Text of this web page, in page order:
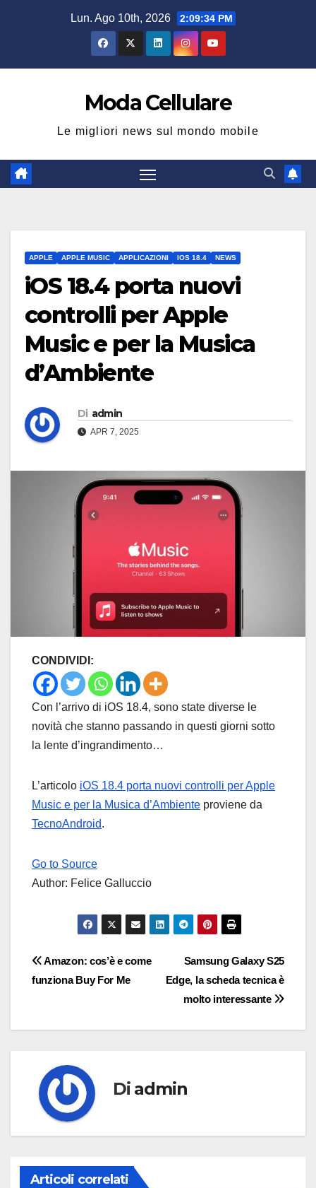
Lun. Ago 10th, 2026 2:09:35 PM
Moda Cellulare
Le migliori news sul mondo mobile
APPLE APPLE MUSIC APPLICAZIONI IOS 18.4 NEWS
iOS 18.4 porta nuovi
controlli per Apple
Music e per la Musica
d’Ambiente
Di admin
APR 7, 2025
CONDIVIDI:
Con l’arrivo di iOS 18.4, sono state diverse le
novità che stanno passando in questi giorni sotto
la lente d’ingrandimento…
L’articolo iOS 18.4 porta nuovi controlli per Apple
Music e per la Musica d’Ambiente proviene da
TecnoAndroid.
Go to Source
Author: Felice Galluccio
Navigazione
articoli
Samsung Galaxy S25
Edge, la scheda tecnica è
molto interessante
Amazon: cos’è e come
funziona Buy For Me
Di admin
Articoli correlati